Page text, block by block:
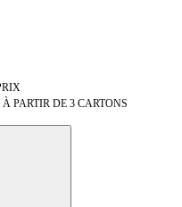
PARTIR DE 3 CARTONS